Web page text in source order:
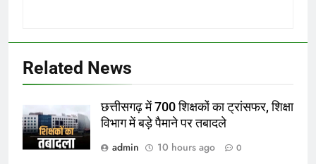
Related News
छत्तीसगढ़ में 700 शिक्षकों का ट्रांसफर, शिक्षा
विभाग में बड़े पैमाने पर तबादले
admin
10 hours ago 0